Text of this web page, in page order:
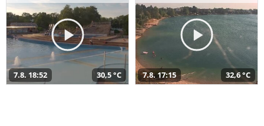
7.8. 18:52 30,5 °C 7.8. 17:15 32,6 °C